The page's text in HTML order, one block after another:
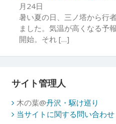
月24日
暑い夏の日、三ノ塔から行
ました。気温が高くなる予
開始。それ […]
サイト管理人
木の葉@丹沢・駆け巡り
当サイトに関する問い合わせ